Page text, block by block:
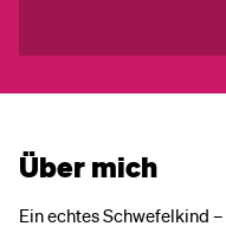
Über mich
Ein echtes Schwefelkind